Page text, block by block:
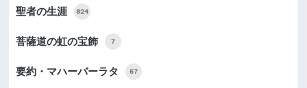
聖者の生涯 824
菩薩道の虹の宝飾 7
要約・マハーバーラタ 57